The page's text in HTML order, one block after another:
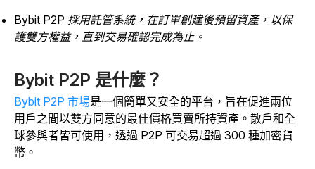
Bybit P2P 採用託管系統，在訂單創建後預留資產，以保
護雙方權益，直到交易確認完成為止。
Bybit P2P 是什麼？
Bybit P2P 市場是一個簡單又安全的平台，旨在促進兩位
用戶之間以雙方同意的最佳價格買賣所持資產。散戶和全
球參與者皆可使用，透過 P2P 可交易超過 300 種加密貨
幣。